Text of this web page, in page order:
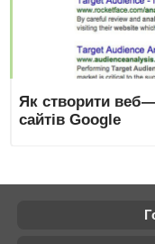
Як створити
сайтів Google